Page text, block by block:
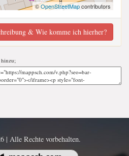
©OpenStreetMapcontributors
& Wie komme ich hierher?
| Alle Rechte vorbehalten.